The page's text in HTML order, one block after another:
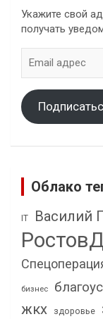
Укажите свой
получать
адрес
Облако
IT Василий
бизнес
жкх здоровье